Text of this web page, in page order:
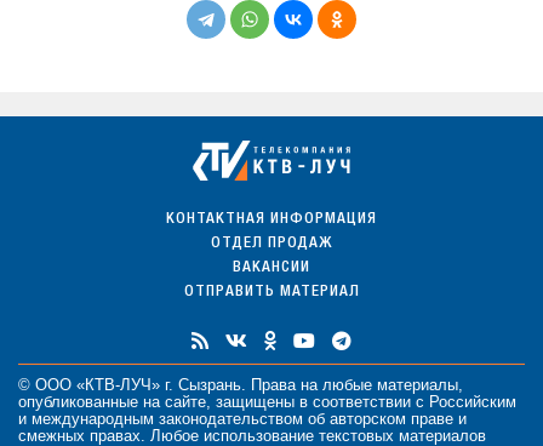
КОНТАКТНАЯ ИНФОРМАЦИЯ
ОТДЕЛ ПРОДАЖ
ВАКАНСИИ
ОТПРАВИТЬ МАТЕРИАЛ
© ООО «КТВ-ЛУЧ» г. Сызрань. Права на любые материалы
опубликованные на сайте, защищены в соответствии с Российским
и международным законодательством об авторском праве и
смежных правах. Любое использование текстовых материалов